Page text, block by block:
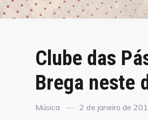
Clube das
Brega neste
Categories
Música
Posted
2 de janeiro de